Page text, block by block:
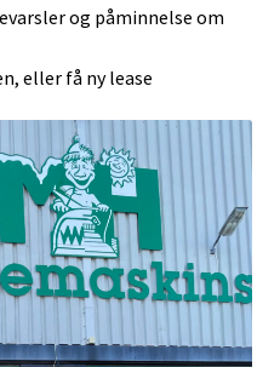
og påminnelse om
eller få ny lease